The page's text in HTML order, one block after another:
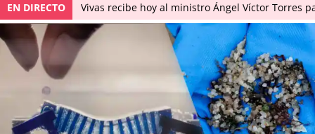
EN DIRECTO Vivas recibe hoy al ministro Ángel Víctor Torres